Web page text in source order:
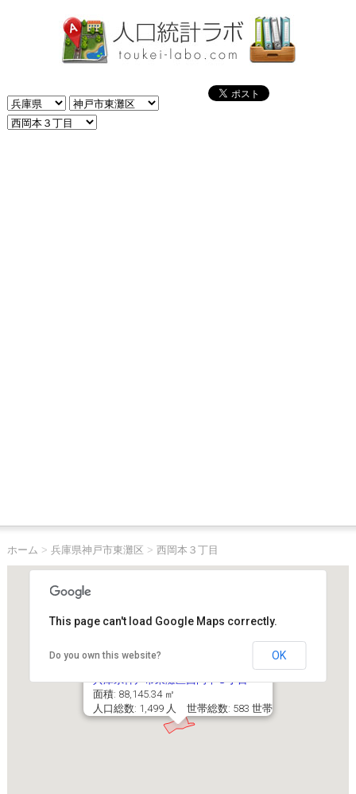
ホーム > 兵庫県神戸市東灘区 > 西岡本３丁目
兵庫県神戸市東灘区西岡本３丁目
面積: 88,145.34 ㎡
人口総数: 1,499 人 世帯総数: 583 世帯
This page can't load Google Maps correctly.
Do you own this website? OK